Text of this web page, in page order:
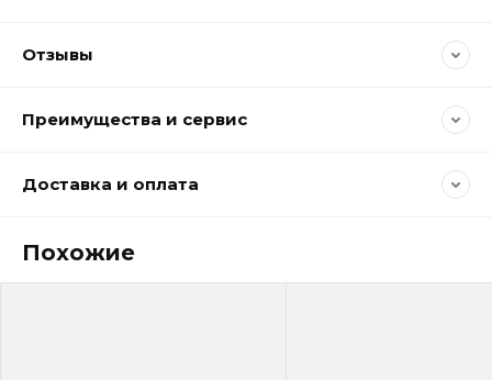
Отзывы
Преимущества и сервис
Доставка и оплата
Похожие